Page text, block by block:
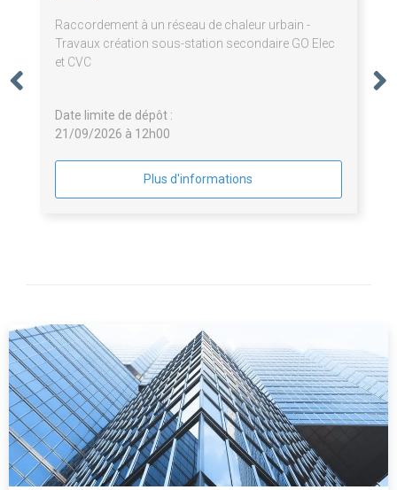
Raccordement à un réseau de chaleur urbain -
Travaux création sous-station secondaire GO Elec
et CVC
Date limite de dépôt :
21/09/2026 à 12h00
Plus d'informations